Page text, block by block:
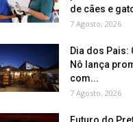
de cães e
7 Agosto, 2026
Dia dos Pais:
Nô lança
com...
7 Agosto, 2026